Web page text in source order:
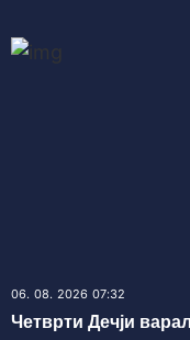
06. 08. 2026 07:32
Четврти Дечји